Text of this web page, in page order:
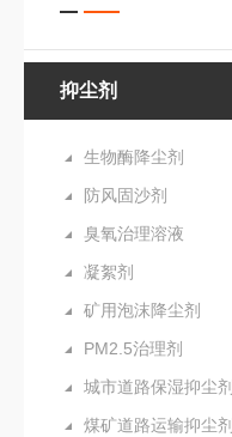
抑尘剂
生物酶降尘剂
防风固沙剂
臭氧治理溶液
凝絮剂
矿用泡沫降尘剂
PM2.5治理剂
城市道路保湿抑尘剂
煤矿道路运输抑尘剂